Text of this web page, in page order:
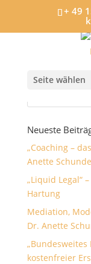
+ 49
Seite wählen
Neueste
„Coaching –
Anette
„Liquid Legal“
Hartung
Mediation,
Dr. Anette
kostenfreier